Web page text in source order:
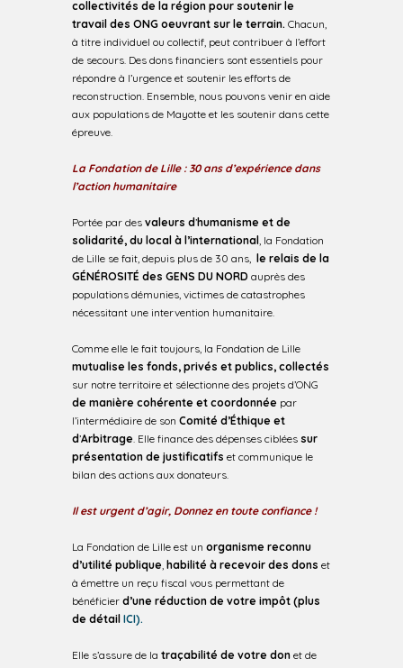
collectivités de la région pour soutenir le
travail des ONG oeuvrant sur le terrain. Chacun,
à titre individuel ou collectif, peut contribuer à l’effort
de secours. Des dons financiers sont essentiels pour
répondre à l’urgence et soutenir les efforts de
reconstruction. Ensemble, nous pouvons venir en aide
aux populations de Mayotte et les soutenir dans cette
épreuve.
La Fondation de Lille : 30 ans d’expérience dans
l’action humanitaire
Portée par des valeurs d’humanisme et de
solidarité, du local à l’international, la Fondation
de Lille se fait, depuis plus de 30 ans, le relais de la
GÉNÉROSITÉ des GENS DU NORD auprès des
populations démunies, victimes de catastrophes
nécessitant une intervention humanitaire.
Comme elle le fait toujours, la Fondation de Lille
mutualise les fonds, privés et publics, collectés
sur notre territoire et sélectionne des projets d’ONG
de manière cohérente et coordonnée par
l’intermédiaire de son Comité d’Éthique et
d’Arbitrage. Elle finance des dépenses ciblées sur
présentation de justificatifs et communique le
bilan des actions aux donateurs.
Il est urgent d’agir, Donnez en toute confiance !
La Fondation de Lille est un organisme reconnu
d’utilité publique, habilité à recevoir des dons et
à émettre un reçu fiscal vous permettant de
bénéficier d’une réduction de votre impôt (plus
de détail ICI).
Elle s’assure de la traçabilité de votre don et de